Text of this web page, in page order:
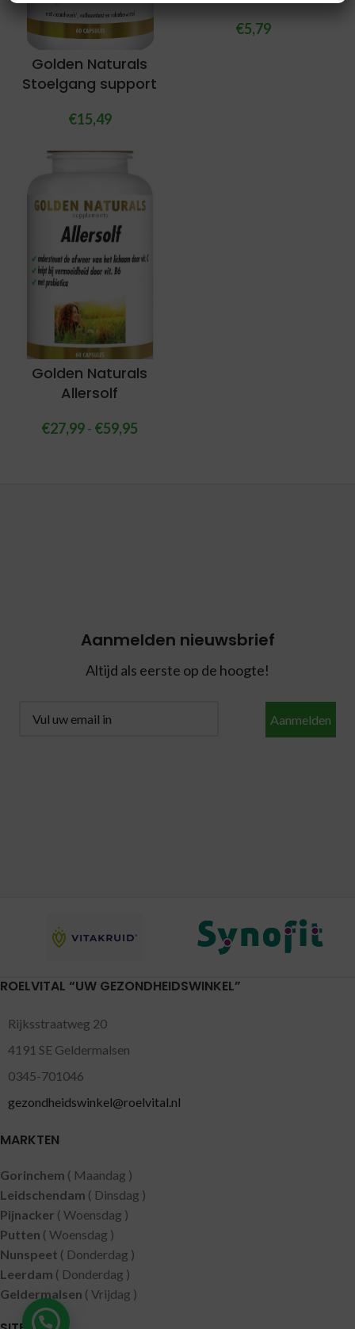
Golden Naturals
Stoelgang support
€15,49
€5,79
Golden Naturals
Allersolf
€27,99- €59,95
Aanmelden nieuwsbrief
Altijd als eerste op de hoogte!
Aanmelden
ROELVITAL “UW GEZONDHEIDSWINKEL”
Rijksstraatweg 20
4191 SE Geldermalsen
0345-701046
gezondheidswinkel@roelvital.nl
MARKTEN
Gorinchem ( Maandag )
Leidschendam ( Dinsdag )
Pijnacker ( Woensdag )
Putten ( Woensdag )
Nunspeet ( Donderdag )
Leerdam ( Donderdag )
Geldermalsen ( Vrijdag )